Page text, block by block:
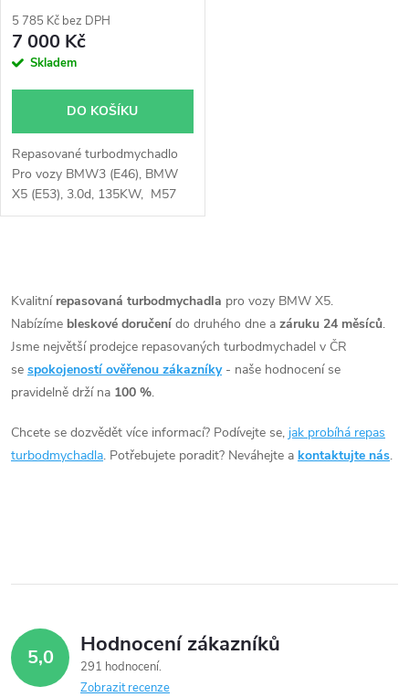
5 785 Kč bez DPH
7 000 Kč
Skladem
DO KOŠÍKU
Repasované turbodmychadlo
Pro vozy BMW3 (E46), BMW
X5 (E53), 3.0d, 135KW, M57
D30(306D1)
v
l
á
a
v
k
Kvalitní repasovaná turbodmychadla pro vozy BMW X5.
Nabízíme bleskové doručení do druhého dne a záruku 24 měsíců.
Jsme největší prodejce repasovaných turbodmychadel v ČR
se spokojeností ověřenou zákazníky - naše hodnocení se
pravidelně drží na 100 %.
Chcete se dozvědět více informací? Podívejte se, jak probíhá repas
turbodmychadla. Potřebujete poradit? Neváhejte a kontaktujte nás.
5,0 Hodnocení zákazníků
291 hodnocení
Zobrazit recenze